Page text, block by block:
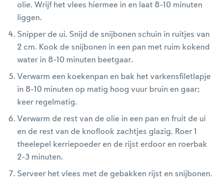
olie. Wrijf het vlees hiermee in en laat 8-10 minuten
liggen.
Snipper de ui. Snijd de snijbonen schuin in ruitjes van
2 cm. Kook de snijbonen in een pan met ruim kokend
water in 8-10 minuten beetgaar.
Verwarm een koekenpan en bak het varkensfiletlapje
in 8-10 minuten op matig hoog vuur bruin en gaar;
keer regelmatig.
Verwarm de rest van de olie in een pan en fruit de ui
en de rest van de knoflook zachtjes glazig. Roer 1
theelepel kerriepoeder en de rijst erdoor en roerbak
2-3 minuten.
Serveer het vlees met de gebakken rijst en snijbonen.